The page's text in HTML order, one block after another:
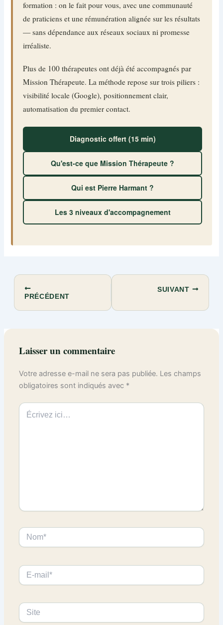
formation : on le fait pour vous, avec une communauté
de praticiens et une rémunération alignée sur les résultats
— sans dépendance aux réseaux sociaux ni promesse
irréaliste.
Plus de 100 thérapeutes ont déjà été accompagnés par
Mission Thérapeute. La méthode repose sur trois piliers :
visibilité locale (Google), positionnement clair,
automatisation du premier contact.
Diagnostic offert (15 min)
Qu'est-ce que Mission Thérapeute ?
Qui est Pierre Harmant ?
Les 3 niveaux d'accompagnement
PRÉCÉDENT
SUIVANT
Laisser un commentaire
Votre adresse e-mail ne sera pas publiée. Les champs
obligatoires sont indiqués avec *
Écrivez
ici…
Nom*
E-
mail*
Site